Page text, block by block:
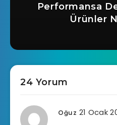
Performansa
Ürünler
24 Yorum
Oğuz 21 Ocak